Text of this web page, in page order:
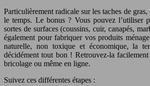
Particulièrement radicale sur les taches de gras,
le temps. Le bonus ? Vous pouvez l’utiliser
sortes de surfaces (coussins, cuir, canapés,
également pour fabriquer vos produits
naturelle, non toxique et économique, la
décidément tout bon ! Retrouvez-la
bricolage ou même en ligne.
Suivez ces différentes étapes :